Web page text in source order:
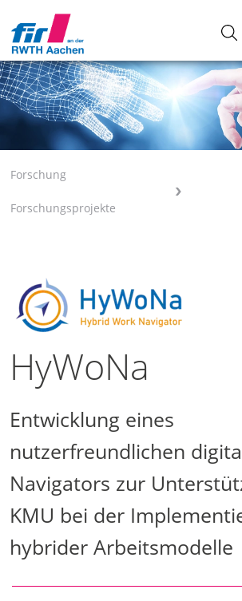
Forschung
Forschungsprojekte
HyWoNa
Entwicklung eines
nutzerfreundlichen
Navigators zur
KMU bei der
hybrider Arbeitsmodelle